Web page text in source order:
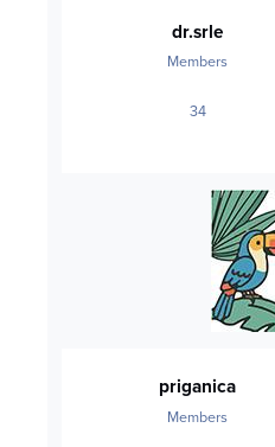
dr.srle
Members
34posts
priganica
Members